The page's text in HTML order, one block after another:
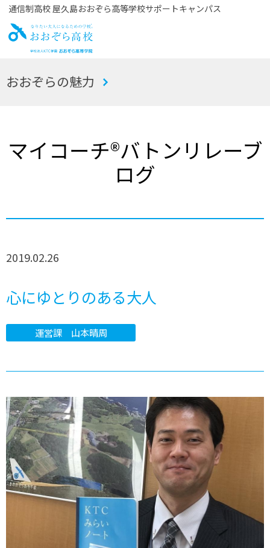
通信制高校 屋久島おおぞら高等学校サポートキャンパス
お
おおぞらの魅力
マイコーチ®バトンリレーブ
ログ
2019.02.26
心にゆとりのある大人
運営課 山本晴周